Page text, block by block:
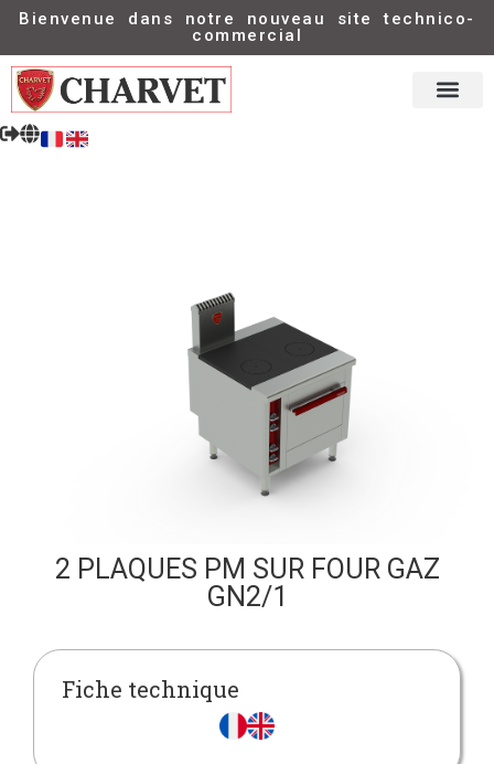
Bienvenue dans notre nouveau site technico-
commercial
2 PLAQUES PM SUR FOUR GAZ
GN2/1
Fiche technique